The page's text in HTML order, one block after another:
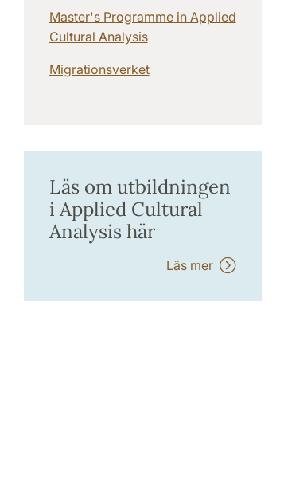
Master's Programme in Applied
Cultural Analysis
Migrationsverket
Läs om utbildningen
i Applied Cultural
Analysis här
Läs mer